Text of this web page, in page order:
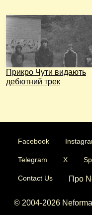
Прикро Чути видають
дебютний трек
Facebook
Telegram X
Contact Us Про
© 2004-2026